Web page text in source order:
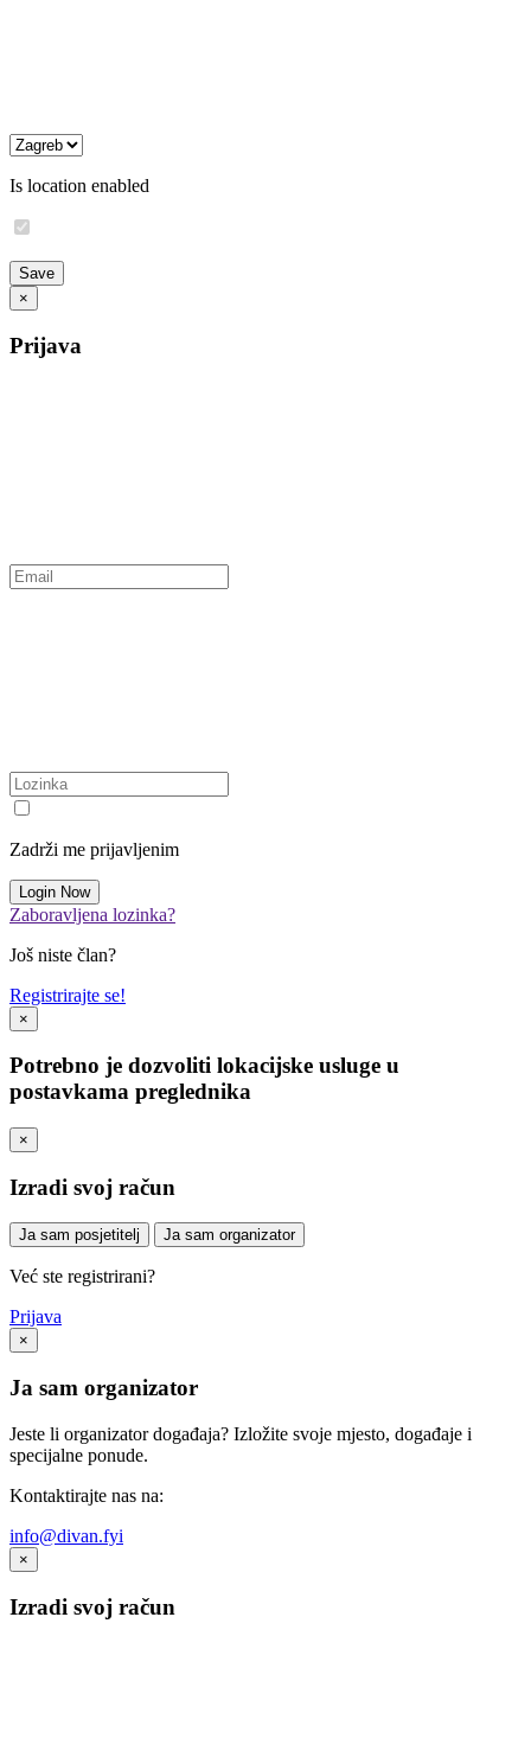
Is location enabled
×
Prijava
Zadrži me prijavljenim
Zaboravljena lozinka?
Još niste član?
Registrirajte se!
×
Potrebno je dozvoliti lokacijske usluge u
postavkama preglednika
×
Izradi svoj račun
Ja sam posjetitelj Ja sam organizator
Već ste registrirani?
Prijava
×
Ja sam organizator
Jeste li organizator događaja? Izložite svoje mjesto, događaje i
specijalne ponude.
Kontaktirajte nas na:
info@divan.fyi
×
Izradi svoj račun